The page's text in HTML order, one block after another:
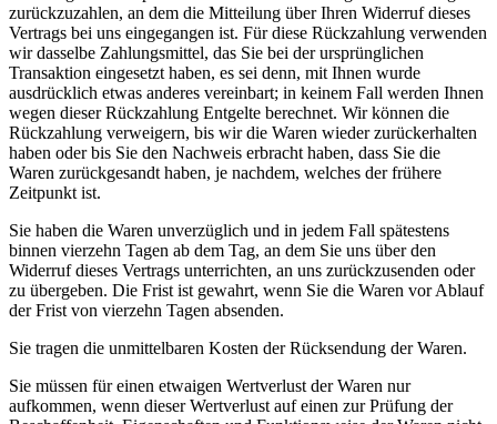
zurückzuzahlen, an dem die Mitteilung über Ihren Widerruf dieses
Vertrags bei uns eingegangen ist. Für diese Rückzahlung verwenden
wir dasselbe Zahlungsmittel, das Sie bei der ursprünglichen
Transaktion eingesetzt haben, es sei denn, mit Ihnen wurde
ausdrücklich etwas anderes vereinbart; in keinem Fall werden Ihnen
wegen dieser Rückzahlung Entgelte berechnet. Wir können die
Rückzahlung verweigern, bis wir die Waren wieder zurückerhalten
haben oder bis Sie den Nachweis erbracht haben, dass Sie die
Waren zurückgesandt haben, je nachdem, welches der frühere
Zeitpunkt ist.
Sie haben die Waren unverzüglich und in jedem Fall spätestens
binnen vierzehn Tagen ab dem Tag, an dem Sie uns über den
Widerruf dieses Vertrags unterrichten, an uns zurückzusenden oder
zu übergeben. Die Frist ist gewahrt, wenn Sie die Waren vor Ablauf
der Frist von vierzehn Tagen absenden.
Sie tragen die unmittelbaren Kosten der Rücksendung der Waren.
Sie müssen für einen etwaigen Wertverlust der Waren nur
aufkommen, wenn dieser Wertverlust auf einen zur Prüfung der